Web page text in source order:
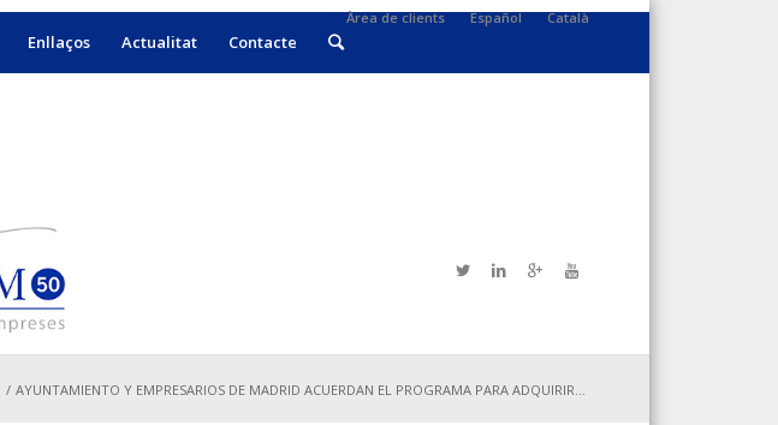
Àrea de clients Español Català
Enllaços Actualitat Contacte
/ AYUNTAMIENTO Y EMPRESARIOS DE MADRID ACUERDAN EL PROGRAMA PARA ADQUIRIR...